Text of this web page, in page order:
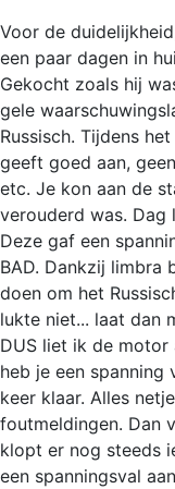
Voor de
een paar dagen in
Gekocht zoals hij
gele
Russisch. Tijdens
geeft goed aan,
etc. Je kon aan de
verouderd was. Dag
Deze gaf een
BAD. Dankzij limbra
doen om het
lukte niet... laat dan
DUS liet ik de motor
heb je een spanning
keer klaar. Alles
foutmeldingen. Dan
klopt er nog steeds
een spanningsval